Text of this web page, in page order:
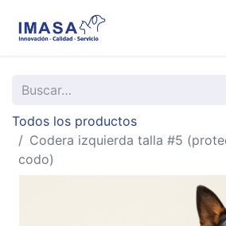
Todos los productos
Codera izquierda talla #5
codo)